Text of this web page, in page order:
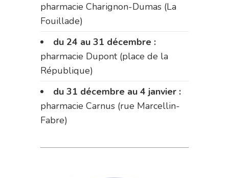
pharmacie Charignon-Dumas (La
Fouillade)
du 24 au 31 décembre :
pharmacie Dupont (place de la
République)
du 31 décembre au 4 janvier :
pharmacie Carnus (rue Marcellin-
Fabre)